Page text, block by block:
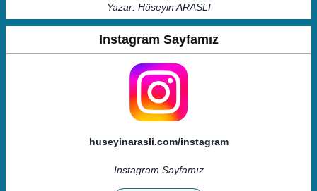
Yazar: Hüseyin ARASLI
Instagram Sayfamız
huseyinarasli.com/instagram
Instagram Sayfamız